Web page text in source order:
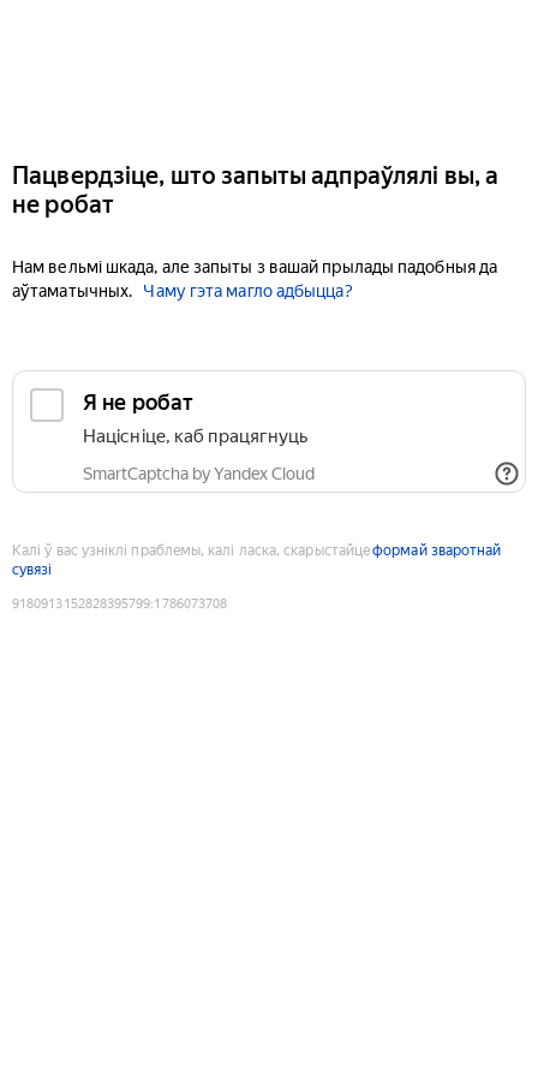
Пацвердзіце, што запыты адпраўлялі вы, а
не робат
Нам вельмі шкада, але запыты з вашай прылады падобныя да
аўтаматычных.
Чаму гэта магло адбыцца?
Я не робат
Націсніце, каб працягнуць
SmartCaptcha by Yandex Cloud
Калі ў вас узніклі праблемы, калі ласка, скарыстайцеформай зваротнай
сувязі
9180913152828395799:1786073708